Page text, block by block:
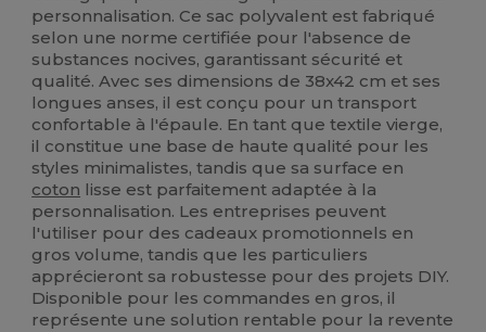
personnalisation. Ce sac polyvalent est fabriqué
selon une norme certifiée pour l'absence de
substances nocives, garantissant sécurité et
qualité. Avec ses dimensions de 38x42 cm et ses
longues anses, il est conçu pour un transport
confortable à l'épaule. En tant que textile vierge,
il constitue une base de haute qualité pour les
styles minimalistes, tandis que sa surface en
coton lisse est parfaitement adaptée à la
personnalisation. Les entreprises peuvent
l'utiliser pour des cadeaux promotionnels en
gros volume, tandis que les particuliers
apprécieront sa robustesse pour des projets DIY.
Disponible pour les commandes en gros, il
représente une solution rentable pour la revente